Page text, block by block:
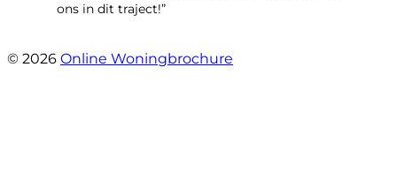
ons in dit traject!”
© 2026 Online Woningbrochure